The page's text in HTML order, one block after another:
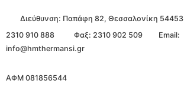
Διεύθυνση: Παπάφη 82, Θεσσαλονίκη 54453
2310 910 888
Φαξ: 2310 902 509
Email:
info@hmthermansi.gr
ΑΦΜ 081856544